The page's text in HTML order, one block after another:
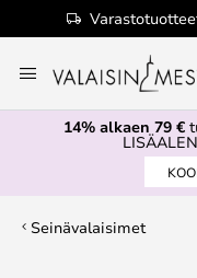
to
Content
14% alkaen 79 €
Seinävalaisimet